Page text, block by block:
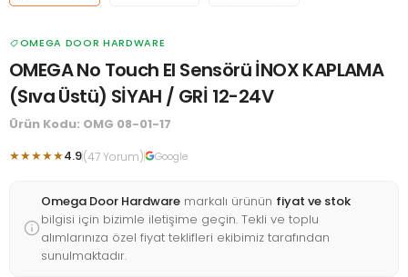
OMEGA DOOR HARDWARE
OMEGA No Touch El Sensörü İNOX KAPLAMA
(Sıva Üstü) SİYAH / GRİ 12-24V
Ürün Kodu: OMG 08-01-17
★★★★★4.9(47 Yorum) Google
Omega Door Hardware markalı ürünün fiyat ve stok
bilgisi için bizimle iletişime geçin. Tekli ve toplu
alımlarınıza özel fiyat teklifleri ekibimiz tarafından
sunulmaktadır.